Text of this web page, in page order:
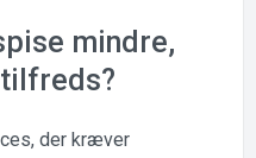
mindre,
der kræver